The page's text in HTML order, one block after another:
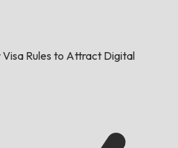
Rules to Attract Digital